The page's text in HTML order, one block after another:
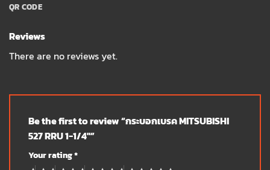
QR CODE
Reviews
There are no reviews yet.
Be the first to review “กระบอกเบรค MITSUBISHI
527 RRU 1-1/4″”
Your rating*